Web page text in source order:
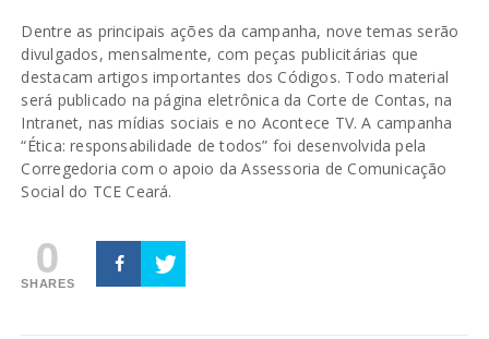
Dentre as principais ações da campanha, nove temas serão
divulgados, mensalmente, com peças publicitárias que
destacam artigos importantes dos Códigos. Todo material
será publicado na página eletrônica da Corte de Contas, na
Intranet, nas mídias sociais e no Acontece TV. A campanha
“Ética: responsabilidade de todos” foi desenvolvida pela
Corregedoria com o apoio da Assessoria de Comunicação
Social do TCE Ceará.
0
SHARES